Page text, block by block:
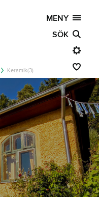
MENY
SÖK
Keramik(3)